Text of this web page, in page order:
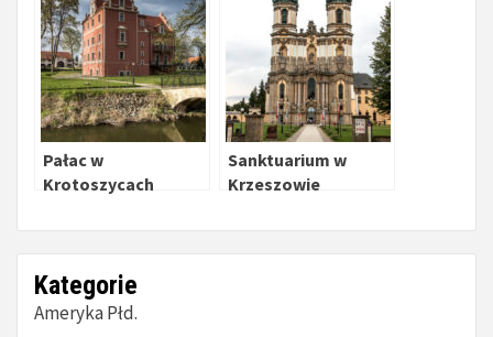
Pałac w
Krotoszycach
Sanktuarium w
Krzeszowie
Kategorie
Ameryka Płd.